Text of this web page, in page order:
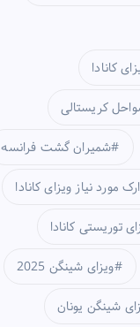
کانادا
کریستالی
شمیران گشت فرانسه
مورد نیاز ویزای کانادا
توریستی کانادا
ویزای شینگن 2025
شینگن یونان